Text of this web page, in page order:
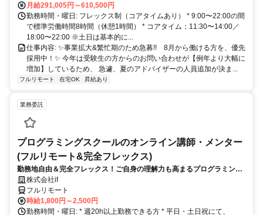
月給291,005円～610,500円
勤務時間・曜日: フレックス制（コアタイムあり） * 9:00〜22:00の間
で標準労働時間8時間（休憩1時間） * コアタイム：11:30〜14:00／
18:00〜22:00 ※土日は基本的に...
仕事内容: ✨️事業拡大&繁忙期のため急募!! 8月から働ける方を、優先
採用中！✨️ 今年は受験生の方からのお問い合わせが【例年より大幅に
増加】しているため、 急遽、夏のアドバイザーの人員追加が決ま...
フルリモート 在宅OK 昇給あり
業務委託
プログラミングスクールのオンライン講師・メンター
(フルリモート&完全フレックス)
勤務地自由＆完全フレックス！ご自身の理解力も高まるプログラミング
講師のお仕事です
株式会社if
フルリモート
時給1,800円～2,500円
勤務時間・曜日: * 週20h以上勤務できる方 * 平日・土日祝にて、